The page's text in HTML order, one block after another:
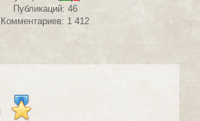
Публикаций: 46
Комментариев: 1 412